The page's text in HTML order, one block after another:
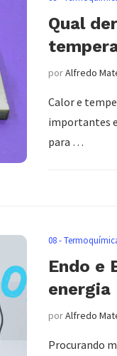
Qual
porAlfredo
Calor e
importantes
para …
08 -
Endo e
energia
porAlfredo
Procurando